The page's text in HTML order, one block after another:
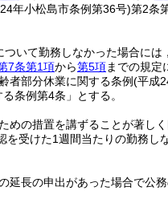
年小松島市条例第36号)第2条
いて勤務しなかった場合に
7条第1項から第5項までの規定
者部分休業に関する条例(平成
条例第4条」とする。
の措置を講ずることが著し
を受けた1週間当たりの勤務し
長の申出があった場合で公